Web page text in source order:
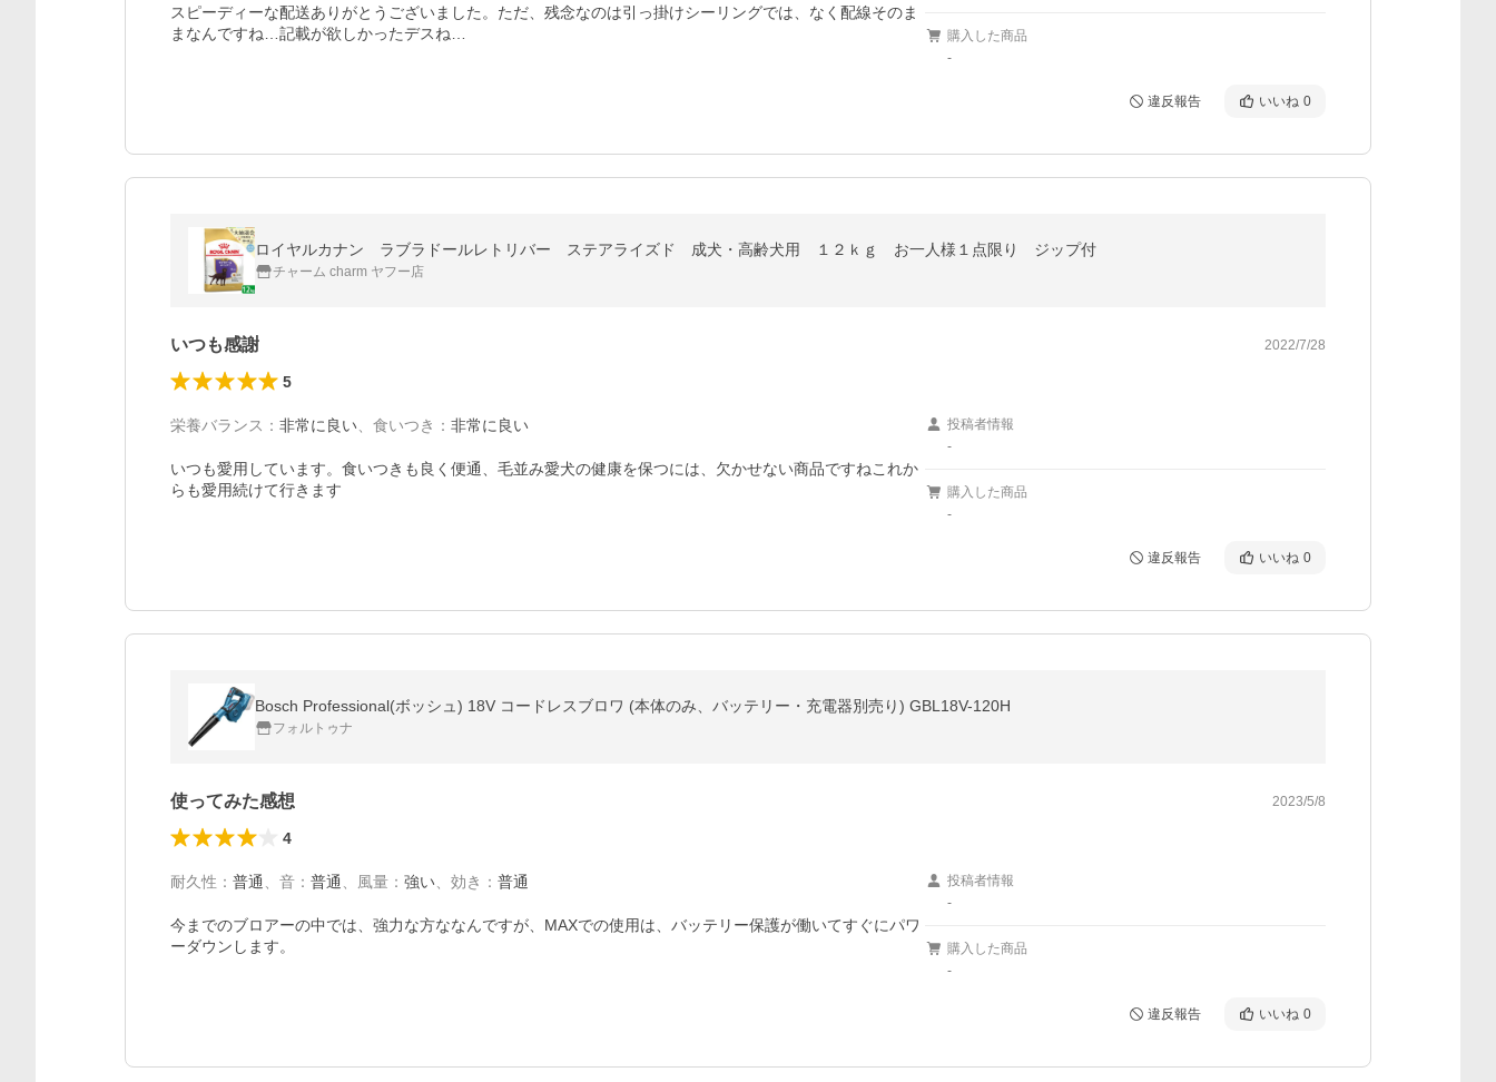
スピーディーな配送ありがとうございました。ただ、残念なのは引っ掛けシーリングでは、なく配線そのま
まなんですね…記載が欲しかったデスね…
購入した商品
-
違反報告 いいね 0
ロイヤルカナン ラブラドールレトリバー ステアライズド 成犬・高齢犬用 １２ｋｇ お一人様１点限り ジップ付
チャーム charm ヤフー店
いつも感謝 2022/7/28
5
栄養バランス ： 非常に良い 食いつき ： 非常に良い
いつも愛用しています。食いつきも良く便通、毛並み愛犬の健康を保つには、欠かせない商品ですねこれか
らも愛用続けて行きます
投稿者情報
-
購入した商品
-
違反報告 いいね 0
Bosch Professional(ボッシュ) 18V コードレスブロワ (本体のみ、バッテリー・充電器別売り) GBL18V-120H
フォルトゥナ
使ってみた感想 2023/5/8
4
耐久性 ： 普通 音 ： 普通 風量 ： 強い 効き ： 普通
今までのブロアーの中では、強力な方ななんですが、MAXでの使用は、バッテリー保護が働いてすぐにパワ
ーダウンします。
投稿者情報
-
購入した商品
-
違反報告 いいね 0